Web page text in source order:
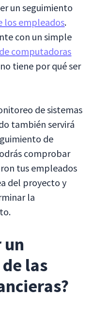
un seguimiento
los empleados.
con un simple
computadoras
tiene por qué ser
de sistemas
también servirá
de
comprobar
tus empleados
del proyecto y
la
un
las